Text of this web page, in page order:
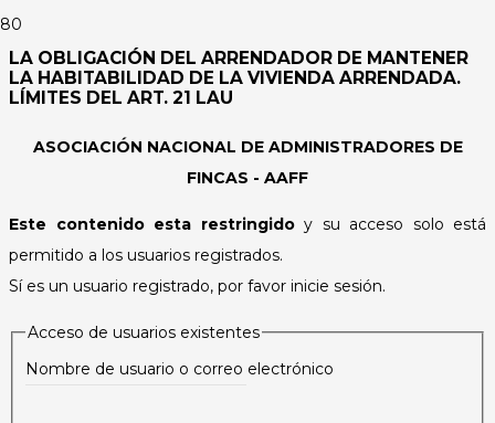
LA OBLIGACIÓN DEL ARRENDADOR DE MANTENER
LA HABITABILIDAD DE LA VIVIENDA ARRENDADA.
LÍMITES DEL ART. 21 LAU
ASOCIACIÓN NACIONAL DE ADMINISTRADORES DE
FINCAS - AAFF
Este contenido esta restringidoy su acceso solo está
permitido a los usuarios registrados.
Sí es un usuario registrado, por favor inicie sesión.
Acceso de usuarios existentes
Nombre de usuario o correo electrónico